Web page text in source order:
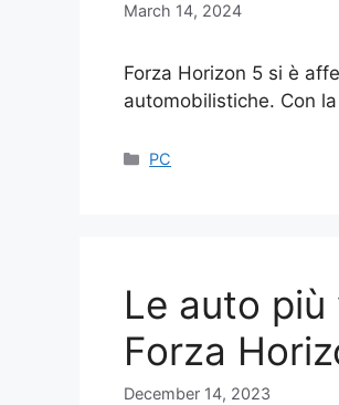
March 14, 2024
Forza Horizon 5 si è
automobilistiche. Con
Categories
PC
Le auto
Forza
December 14, 2023